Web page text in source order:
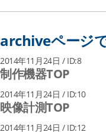
archiveページで
2014年11月24日 / ID:8
制作機器TOP
2014年11月24日 / ID:10
映像計測TOP
2014年11月24日 / ID:12